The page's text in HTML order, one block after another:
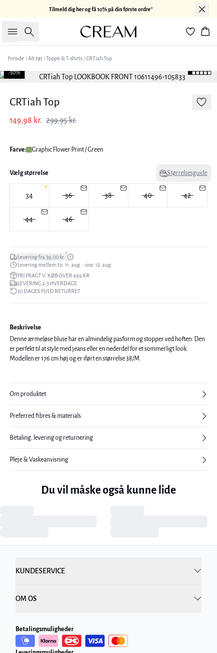
Tilmeld dig her og få 10% på din første ordre*
Søg
Forside Alt tøj Toppe & T-shirts CRTiah Top
-50%
CRTiah Top
149,98 kr. 299,95 kr.
Farve: Graphic Flower Print / Green
Vælg størrelse Størrelsesguide
34 36 38 40 42
44 46
Levering fra 39,00 kr.*
Levering mellem tir. 11. aug. - ons. 12. aug.
FRI FRAGT V. KØB OVER 499 KR.
LEVERING 2-3 HVERDAGE
30 DAGES FULD RETURRET
Beskrivelse
Denne ærmeløse bluse har en almindelig pasform og stopper ved hoften. Den
er perfekt til at style med jeans eller en nederdel for et sommerligt look.
Modellen er 176 cm høj og er iført en størrelse 38/M.
Om produktet
Preferred fibres & materials
Betaling, levering og returnering
Pleje & Vaskeanvisning
Du vil måske også kunne lide
KUNDESERVICE
OM OS
Betalingsmuligheder